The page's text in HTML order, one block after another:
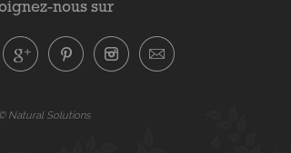
nous sur
Natural Solutions